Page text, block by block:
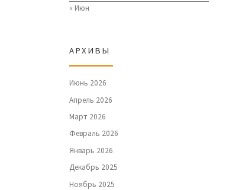
« Июн
АРХИВЫ
Июнь 2026
Апрель 2026
Март 2026
Февраль 2026
Январь 2026
Декабрь 2025
Ноябрь 2025